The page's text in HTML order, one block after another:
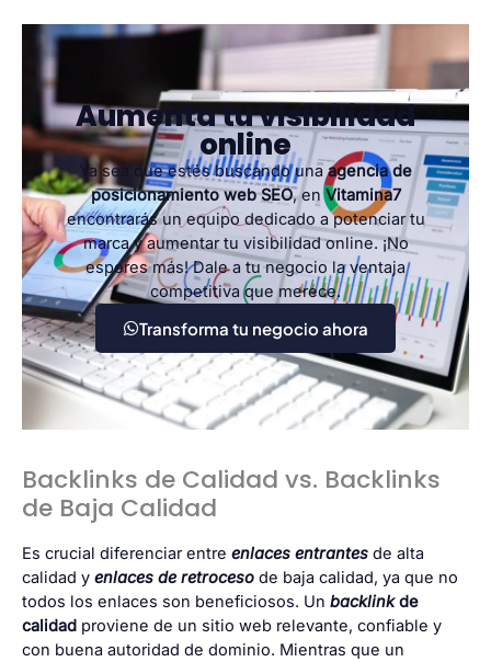
Aumenta tu visibilidad
online
Ya sea que estés buscando unaagencia de
posicionamiento web SEO, enVitamina7
encontrarás un equipo dedicado a potenciar tu
marca y aumentar tu visibilidad online. ¡No
esperes más! Dale a tu negocio la ventaja
competitiva que merece.
Transforma tu negocio ahora
Backlinks de Calidad vs. Backlinks
de Baja Calidad
Es crucial diferenciar entre enlaces entrantes de alta
calidad y enlaces de retroceso de baja calidad, ya que no
todos los enlaces son beneficiosos. Un backlinkde
calidad proviene de un sitio web relevante, confiable y
con buena autoridad de dominio. Mientras que un